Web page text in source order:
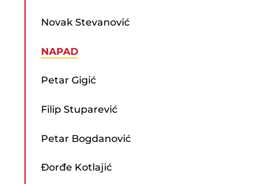
Novak Stevanović
NAPAD
Petar Gigić
Filip Stuparević
Petar Bogdanović
Đorđe Kotlajić